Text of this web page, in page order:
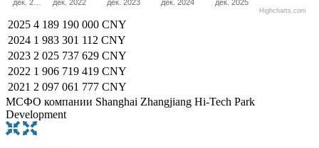
дек. 2… дек. 2022 дек. 2023 дек. 2024 дек. 2025
Highcharts.com
2025 4 189 190 000 CNY
2024 1 983 301 112 CNY
2023 2 025 737 629 CNY
2022 1 906 719 419 CNY
2021 2 097 061 777 CNY
МСФО компании Shanghai Zhangjiang Hi-Tech Park
Development